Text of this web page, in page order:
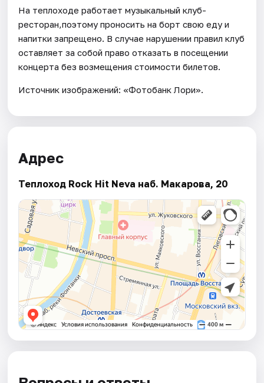
На теплоходе работает музыкальный клуб-
ресторан,поэтому проносить на борт свою еду и
напитки запрещено. В случае нарушении правил клуб
оставляет за собой право отказать в посещении
концерта без возмещения стоимости билетов.
Источник изображений: «Фотобанк Лори».
Адрес
Теплоход Rock Hit Neva наб. Макарова, 20